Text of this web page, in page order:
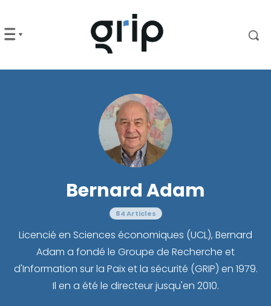
Bernard Adam
84 Articles
Licencié en Sciences économiques (UCL), Bernard
Adam a fondé le Groupe de Recherche et
d'Information sur la Paix et la sécurité (GRIP) en 1979.
Il en a été le directeur jusqu'en 2010.